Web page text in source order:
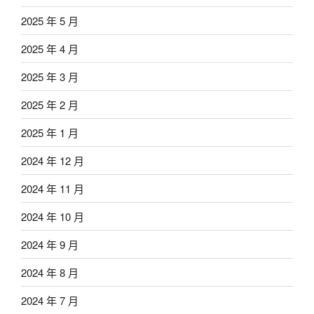
2025 年 5 月
2025 年 4 月
2025 年 3 月
2025 年 2 月
2025 年 1 月
2024 年 12 月
2024 年 11 月
2024 年 10 月
2024 年 9 月
2024 年 8 月
2024 年 7 月